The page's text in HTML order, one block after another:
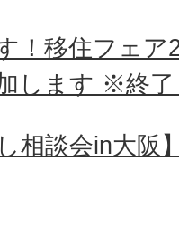
！移住フェ
します ※終
相談会in大